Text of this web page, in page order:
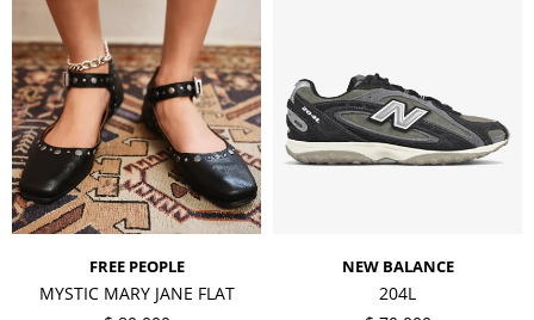
FREE PEOPLE
MYSTIC MARY JANE FLAT
NEW BALANCE
204L